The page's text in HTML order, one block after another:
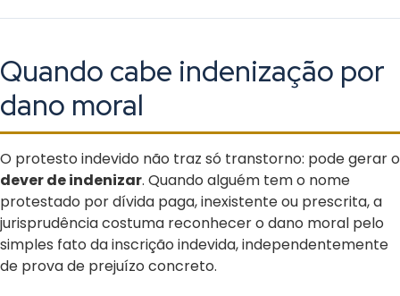
Quando cabe indenização por
dano moral
O protesto indevido não traz só transtorno: pode gerar o
dever de indenizar. Quando alguém tem o nome
protestado por dívida paga, inexistente ou prescrita, a
jurisprudência costuma reconhecer o dano moral pelo
simples fato da inscrição indevida, independentemente
de prova de prejuízo concreto.